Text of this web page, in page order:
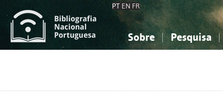
PT EN FR
Sobre Pesquisa